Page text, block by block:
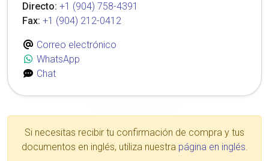
Directo: +1 (904) 758-4391
Fax: +1 (904) 212-0412
Correo electrónico
WhatsApp
Chat
Si necesitas recibir tu confirmación de compra y tus
documentos en inglés, utiliza nuestra página en inglés.